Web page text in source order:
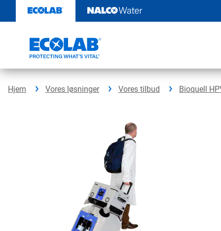
indhold
Hjem Vores løsninger Vores tilbud Bioquell